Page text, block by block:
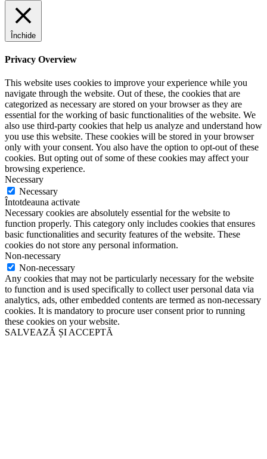
Închide
Privacy Overview
This website uses cookies to improve your experience while you
navigate through the website. Out of these, the cookies that are
categorized as necessary are stored on your browser as they are
essential for the working of basic functionalities of the website. We
also use third-party cookies that help us analyze and understand how
you use this website. These cookies will be stored in your browser
only with your consent. You also have the option to opt-out of these
cookies. But opting out of some of these cookies may affect your
browsing experience.
Necessary
Necessary
Întotdeauna activate
Necessary cookies are absolutely essential for the website to
function properly. This category only includes cookies that ensures
basic functionalities and security features of the website. These
cookies do not store any personal information.
Non-necessary
Non-necessary
Any cookies that may not be particularly necessary for the website
to function and is used specifically to collect user personal data via
analytics, ads, other embedded contents are termed as non-necessary
cookies. It is mandatory to procure user consent prior to running
these cookies on your website.
SALVEAZĂ ȘI ACCEPTĂ